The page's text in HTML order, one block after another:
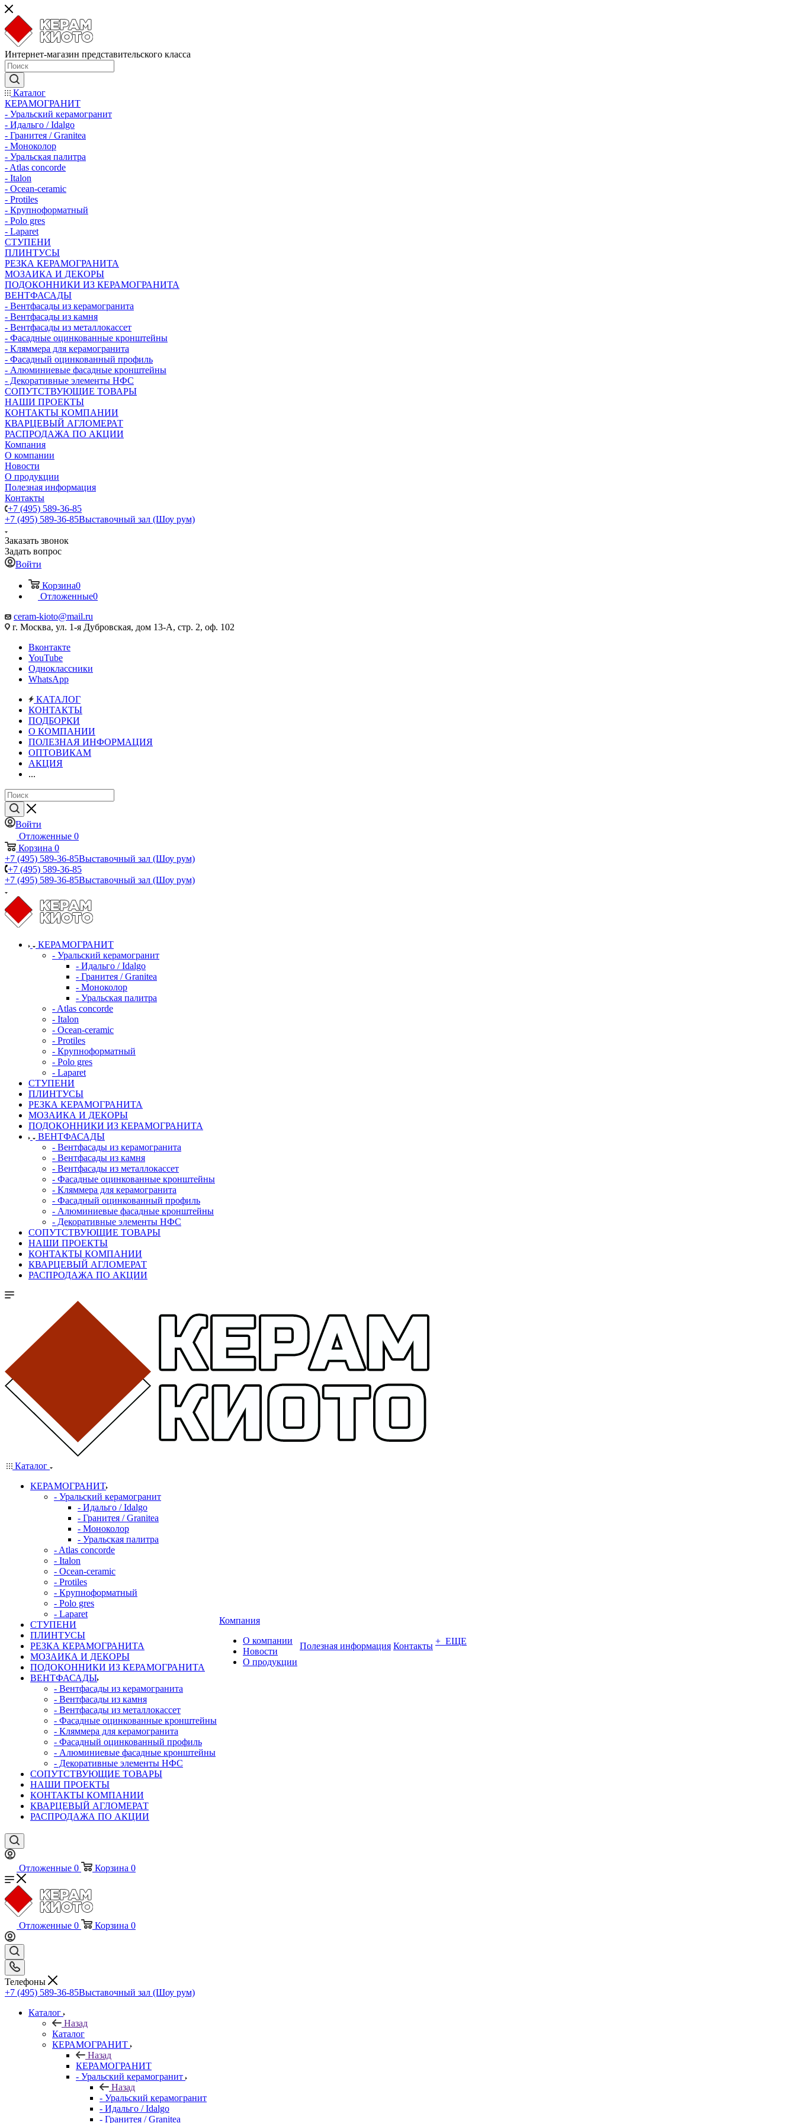
Интернет-магазин представительского класса
Каталог
КЕРАМОГРАНИТ
- Уральский керамогранит
- Идальго / Idalgo
- Гранитея / Granitea
- Моноколор
- Уральская палитра
- Atlas concorde
- Italon
- Ocean-ceramic
- Protiles
- Крупноформатный
- Polo gres
- Laparet
СТУПЕНИ
ПЛИНТУСЫ
РЕЗКА КЕРАМОГРАНИТА
МОЗАИКА И ДЕКОРЫ
ПОДОКОННИКИ ИЗ КЕРАМОГРАНИТА
ВЕНТФАСАДЫ
- Вентфасады из керамогранита
- Вентфасады из камня
- Вентфасады из металлокассет
- Фасадные оцинкованные кронштейны
- Кляммера для керамогранита
- Фасадный оцинкованный профиль
- Алюминиевые фасадные кронштейны
- Декоративные элементы НФС
СОПУТСТВУЮЩИЕ ТОВАРЫ
НАШИ ПРОЕКТЫ
КОНТАКТЫ КОМПАНИИ
КВАРЦЕВЫЙ АГЛОМЕРАТ
РАСПРОДАЖА ПО АКЦИИ
Компания
О компании
Новости
О продукции
Полезная информация
Контакты
+7 (495) 589-36-85
+7 (495) 589-36-85Выставочный зал (Шоу рум)
Заказать звонок
Задать вопрос
Войти
Корзина0
Отложенные0
ceram-kioto@mail.ru
г. Москва, ул. 1-я Дубровская, дом 13-А, стр. 2, оф. 102
Вконтакте
YouTube
Одноклассники
WhatsApp
КАТАЛОГ
КОНТАКТЫ
ПОДБОРКИ
О КОМПАНИИ
ПОЛЕЗНАЯ ИНФОРМАЦИЯ
ОПТОВИКАМ
АКЦИЯ
...
Войти
Отложенные 0
Корзина 0
+7 (495) 589-36-85Выставочный зал (Шоу рум)
+7 (495) 589-36-85
+7 (495) 589-36-85Выставочный зал (Шоу рум)
КЕРАМОГРАНИТ
- Уральский керамогранит
- Идальго / Idalgo
- Гранитея / Granitea
- Моноколор
- Уральская палитра
- Atlas concorde
- Italon
- Ocean-ceramic
- Protiles
- Крупноформатный
- Polo gres
- Laparet
СТУПЕНИ
ПЛИНТУСЫ
РЕЗКА КЕРАМОГРАНИТА
МОЗАИКА И ДЕКОРЫ
ПОДОКОННИКИ ИЗ КЕРАМОГРАНИТА
ВЕНТФАСАДЫ
- Вентфасады из керамогранита
- Вентфасады из камня
- Вентфасады из металлокассет
- Фасадные оцинкованные кронштейны
- Кляммера для керамогранита
- Фасадный оцинкованный профиль
- Алюминиевые фасадные кронштейны
- Декоративные элементы НФС
СОПУТСТВУЮЩИЕ ТОВАРЫ
НАШИ ПРОЕКТЫ
КОНТАКТЫ КОМПАНИИ
КВАРЦЕВЫЙ АГЛОМЕРАТ
РАСПРОДАЖА ПО АКЦИИ
Каталог
КЕРАМОГРАНИТ
- Уральский керамогранит
- Идальго / Idalgo
- Гранитея / Granitea
- Моноколор
- Уральская палитра
- Atlas concorde
- Italon
- Ocean-ceramic
- Protiles
- Крупноформатный
- Polo gres
- Laparet
СТУПЕНИ
ПЛИНТУСЫ
РЕЗКА КЕРАМОГРАНИТА
МОЗАИКА И ДЕКОРЫ
ПОДОКОННИКИ ИЗ КЕРАМОГРАНИТА
ВЕНТФАСАДЫ
- Вентфасады из керамогранита
- Вентфасады из камня
- Вентфасады из металлокассет
- Фасадные оцинкованные кронштейны
- Кляммера для керамогранита
- Фасадный оцинкованный профиль
- Алюминиевые фасадные кронштейны
- Декоративные элементы НФС
СОПУТСТВУЮЩИЕ ТОВАРЫ
НАШИ ПРОЕКТЫ
КОНТАКТЫ КОМПАНИИ
КВАРЦЕВЫЙ АГЛОМЕРАТ
РАСПРОДАЖА ПО АКЦИИ
Компания
О компании
Новости
О продукции
Полезная информация Контакты + ЕЩЕ
Отложенные 0 Корзина 0
Отложенные 0 Корзина 0
Телефоны
+7 (495) 589-36-85Выставочный зал (Шоу рум)
Каталог
Назад
Каталог
КЕРАМОГРАНИТ
Назад
КЕРАМОГРАНИТ
- Уральский керамогранит
Назад
- Уральский керамогранит
- Идальго / Idalgo
- Гранитея / Granitea